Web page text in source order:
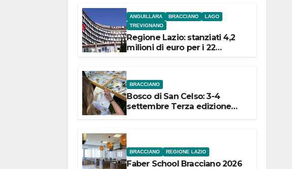
ANGUILLARA BRACCIANO
LAGO
TREVIGNANO
Regione Lazio: stanziati 4,2
milioni di euro per i 22
BRACCIANO
Bosco di San Celso: 3-4
settembre Terza edizione
BRACCIANO REGIONE LAZIO
Faber School Bracciano 2026